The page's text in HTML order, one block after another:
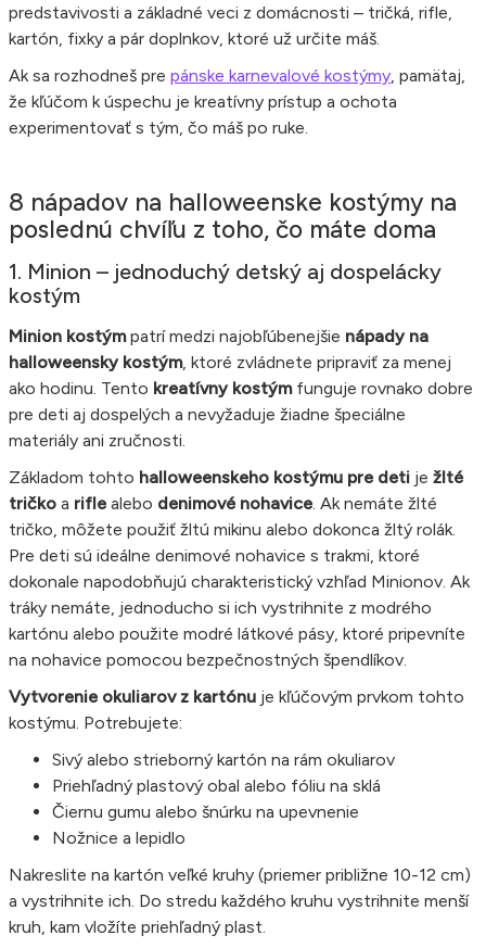
predstavivosti a základné veci z domácnosti – tričká, rifle,
kartón, fixky a pár doplnkov, ktoré už určite máš.
Ak sa rozhodneš pre pánske karnevalové kostýmy , pamätaj,
že kľúčom k úspechu je kreatívny prístup a ochota
experimentovať s tým, čo máš po ruke.
8 nápadov na halloweenske kostýmy na
poslednú chvíľu z toho, čo máte doma
1. Minion – jednoduchý detský aj dospelácky
kostým
Minion kostýmpatrí medzi najobľúbenejšie nápady na
halloweensky kostým, ktoré zvládnete pripraviť za menej
ako hodinu. Tento kreatívny kostýmfunguje rovnako dobre
pre deti aj dospelých a nevyžaduje žiadne špeciálne
materiály ani zručnosti.
Základom tohto halloweenskeho kostýmu pre deti je žlté
tričko a rifle alebo denimové nohavice . Ak nemáte žlté
tričko, môžete použiť žltú mikinu alebo dokonca žltý rolák.
Pre deti sú ideálne denimové nohavice s trakmi, ktoré
dokonale napodobňujú charakteristický vzhľad Minionov. Ak
tráky nemáte, jednoducho si ich vystrihnite z modrého
kartónu alebo použite modré látkové pásy, ktoré pripevníte
na nohavice pomocou bezpečnostných špendlíkov.
Vytvorenie okuliarov z kartónu je kľúčovým prvkom tohto
kostýmu. Potrebujete:
Sivý alebo strieborný kartón na rám okuliarov
Priehľadný plastový obal alebo fóliu na sklá
Čiernu gumu alebo šnúrku na upevnenie
Nožnice a lepidlo
Nakreslite na kartón veľké kruhy (priemer približne 10-12 cm)
a vystrihnite ich. Do stredu každého kruhu vystrihnite menší
kruh, kam vložíte priehľadný plast.